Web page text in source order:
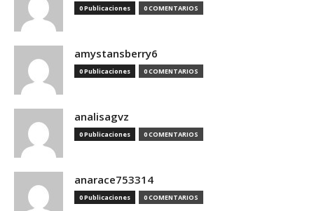
0 Publicaciones 0 COMENTARIOS
amystansberry6
0 Publicaciones 0 COMENTARIOS
analisagvz
0 Publicaciones 0 COMENTARIOS
anarace753314
0 Publicaciones 0 COMENTARIOS